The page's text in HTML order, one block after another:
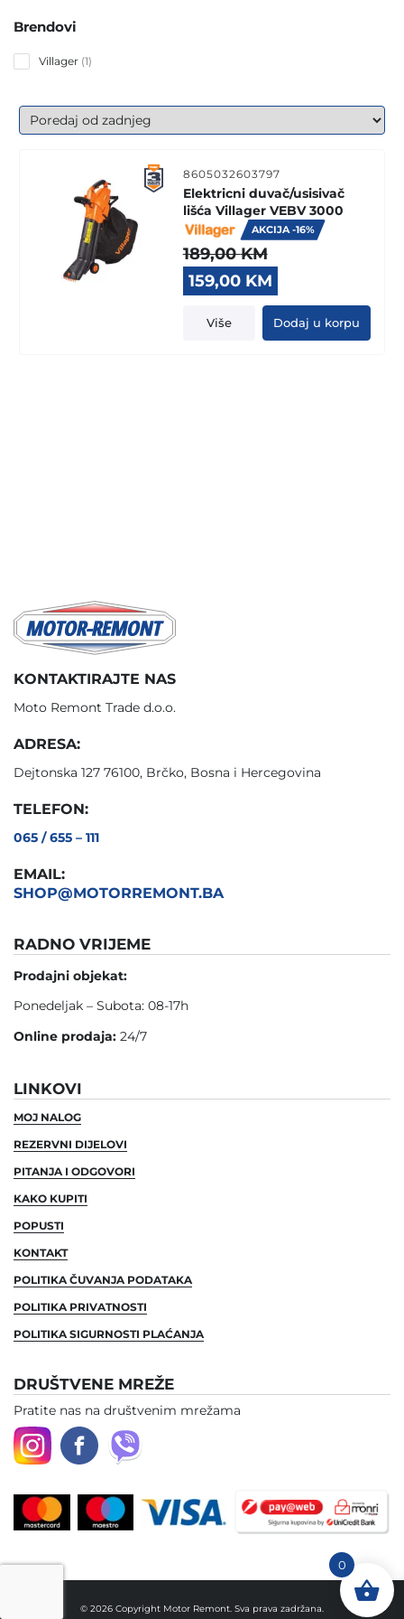
Brendovi
Villager 11
8605032603797
Elektricni duvač/usisivač
lišća Villager VEBV 3000
AKCIJA -16%
189,00KM
Original
price
was:
189,00 KM.
159,00 KM
price
is:
159,00 KM.
Više Dodaj u korpu
KONTAKTIRAJTE NAS
Moto Remont Trade d.o.o.
ADRESA:
Dejtonska 127 76100, Brčko, Bosna i Hercegovina
TELEFON:
065 / 655 – 111
EMAIL:
SHOP@MOTORREMONT.BA
RADNO VRIJEME
Prodajni objekat:
Ponedeljak – Subota: 08-17h
Online prodaja: 24/7
LINKOVI
MOJ NALOG
REZERVNI DIJELOVI
PITANJA I ODGOVORI
KAKO KUPITI
POPUSTI
KONTAKT
POLITIKA ČUVANJA PODATAKA
POLITIKA PRIVATNOSTI
POLITIKA SIGURNOSTI PLAĆANJA
DRUŠTVENE MREŽE
Pratite nas na društvenim mrežama
© 2026 Copyright Motor Remont. Sva prava zadržana.
0